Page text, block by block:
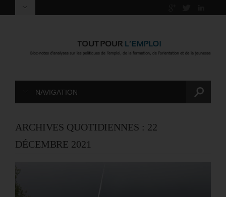
NAVIGATION
ARCHIVES QUOTIDIENNES : 22
DÉCEMBRE 2021